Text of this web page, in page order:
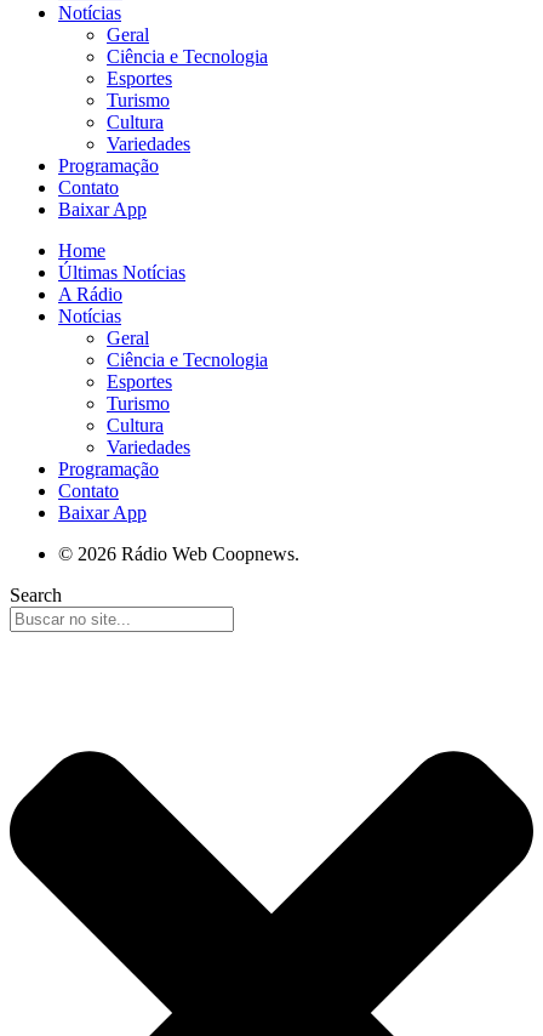
Notícias
Geral
Ciência e Tecnologia
Esportes
Turismo
Cultura
Variedades
Programação
Contato
Baixar App
Home
Últimas Notícias
A Rádio
Notícias
Geral
Ciência e Tecnologia
Esportes
Turismo
Cultura
Variedades
Programação
Contato
Baixar App
© 2026 Rádio Web Coopnews.
Search